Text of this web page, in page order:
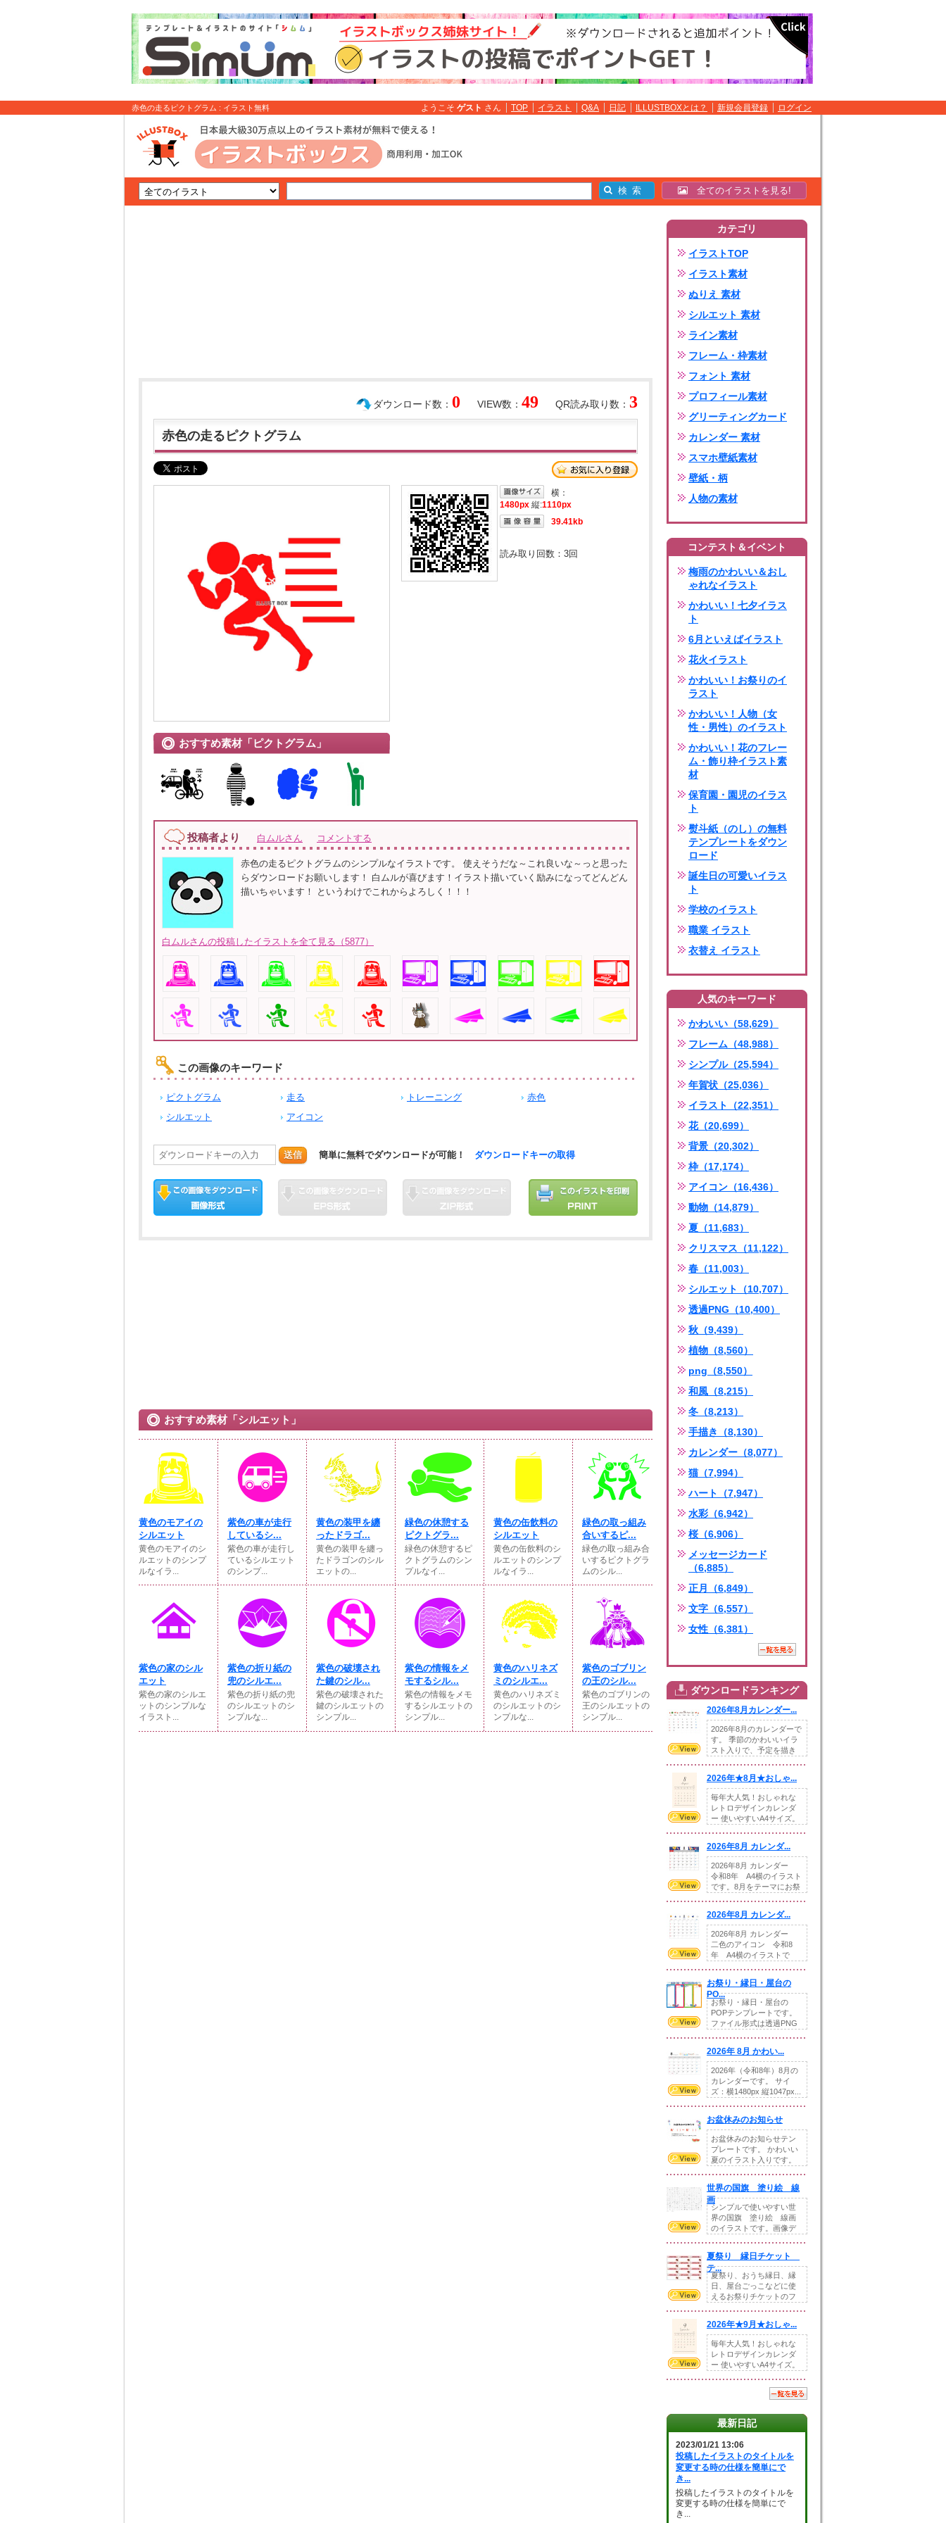
赤色の走るピクトグラム : イラスト無料 ようこそ ゲスト さん TOP イラスト Q&A 日記 ILLUSTBOXとは？ 新規会員登録 ログイン
全てのイラストを見る!
QR読み取り数： 3
VIEW数： 49
ダウンロード数： 0
赤色の走るピクトグラム
おすすめ素材「ピクトグラム」
横：
1480px 縦:1110px
39.41kb
読み取り回数： 3回
投稿者より 白ムルさん コメントする
赤色の走るピクトグラムのシンプルなイラストです。 使えそうだな～これ良いな～っと思った
らダウンロードお願いします！ 白ムルが喜びます！イラスト描いていく励みになってどんどん
描いちゃいます！ というわけでこれからよろしく！！！
白ムルさんの投稿したイラストを全て見る（5877）
この画像のキーワード
ピクトグラム 走る トレーニング
赤色
シルエット
アイコン
送信 簡単に無料でダウンロードが可能！ ダウンロードキーの取得
おすすめ素材「シルエット」
黄色のモアイの
シルエット
黄色のモアイのシ
ルエットのシンプ
ルなイラ...
紫色の車が走行
しているシ...
紫色の車が走行し
ているシルエット
のシンプ...
黄色の装甲を纏
ったドラゴ...
黄色の装甲を纏っ
たドラゴンのシル
エットの...
緑色の休憩する
ピクトグラ...
緑色の休憩するピ
クトグラムのシン
プルなイ...
黄色の缶飲料の
シルエット
黄色の缶飲料のシ
ルエットのシンプ
ルなイラ...
緑色の取っ組み
合いするピ...
緑色の取っ組み合
いするピクトグラ
ムのシル...
紫色の家のシル
エット
紫色の家のシルエ
ットのシンプルな
イラスト...
紫色の折り紙の
兜のシルエ...
紫色の折り紙の兜
のシルエットのシ
ンプルな...
紫色の破壊され
た鍵のシル...
紫色の破壊された
鍵のシルエットの
シンプル...
紫色の情報をメ
モするシル...
紫色の情報をメモ
するシルエットの
シンプル...
黄色のハリネズ
ミのシルエ...
黄色のハリネズミ
のシルエットのシ
ンプルな...
紫色のゴブリン
の王のシル...
紫色のゴブリンの
王のシルエットの
シンプル...
カテゴリ
イラストTOP
イラスト素材
ぬりえ 素材
シルエット 素材
ライン素材
フレーム・枠素材
フォント 素材
プロフィール素材
グリーティングカード
カレンダー 素材
スマホ壁紙素材
壁紙・柄
人物の素材
コンテスト＆イベント
梅雨のかわいい＆おし
ゃれなイラスト
かわいい！七夕イラス
ト
6月といえばイラスト
花火イラスト
かわいい！お祭りのイ
ラスト
かわいい！人物（女
性・男性）のイラスト
かわいい！花のフレー
ム・飾り枠イラスト素
材
保育園・園児のイラス
ト
熨斗紙（のし）の無料
テンプレートをダウン
ロード
誕生日の可愛いイラス
ト
学校のイラスト
職業 イラスト
衣替え イラスト
人気のキーワード
かわいい（58,629）
フレーム（48,988）
シンプル（25,594）
年賀状（25,036）
イラスト（22,351）
花（20,699）
背景（20,302）
枠（17,174）
アイコン（16,436）
動物（14,879）
夏（11,683）
クリスマス（11,122）
春（11,003）
シルエット（10,707）
透過PNG（10,400）
秋（9,439）
植物（8,560）
png（8,550）
和風（8,215）
冬（8,213）
手描き（8,130）
カレンダー（8,077）
猫（7,994）
ハート（7,947）
水彩（6,942）
桜（6,906）
メッセージカード
（6,885）
正月（6,849）
文字（6,557）
女性（6,381）
ダウンロードランキング
2026年8月カレンダー...
2026年8月のカレンダーで
す。 季節のかわいいイラ
スト入りで、予定を描き
2026年★8月★おしゃ...
毎年大人気！おしゃれな
レトロデザインカレンダ
ー 使いやすいA4サイズ。
2026年8月 カレンダ...
2026年8月 カレンダー
令和8年 A4横のイラスト
です。8月をテーマにお祭
2026年8月 カレンダ...
2026年8月 カレンダー
二色のアイコン 令和8
年 A4横のイラストで
お祭り・縁日・屋台の
PO...
お祭り・縁日・屋台の
POPテンプレートです。
ファイル形式は透過PNG
2026年 8月 かわい...
2026年（令和8年）8月の
カレンダーです。 サイ
ズ：横1480px 縦1047px...
お盆休みのお知らせ
お盆休みのお知らせテン
プレートです。 かわいい
夏のイラスト入りです。
世界の国旗 塗り絵 線
画
シンプルで使いやすい世
界の国旗 塗り絵 線画
のイラストです。画像デ
夏祭り 縁日チケット
テ...
夏祭り、おうち縁日、縁
日、屋台ごっこなどに使
えるお祭りチケットのフ
2026年★9月★おしゃ...
毎年大人気！おしゃれな
レトロデザインカレンダ
ー 使いやすいA4サイズ。
最新日記
2023/01/21 13:06
投稿したイラストのタイトルを
変更する時の仕様を簡単にで
き...
投稿したイラストのタイトルを
変更する時の仕様を簡単にで
き...